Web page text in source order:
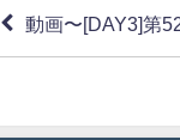
動画〜[DAY3]第